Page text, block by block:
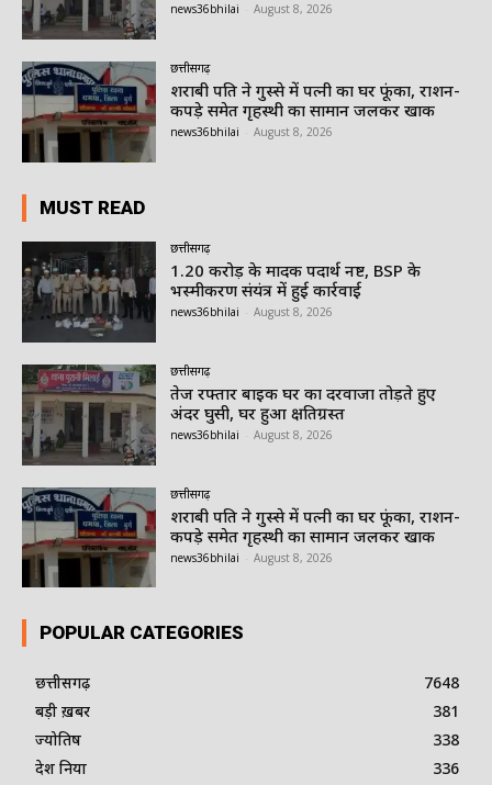
news36bhilai August 8, 2026
छत्तीसगढ़
शराबी पति ने गुस्से में पत्नी का घर फूंका, राशन-
कपड़े समेत गृहस्थी का सामान जलकर खाक
news36bhilai August 8, 2026
MUST READ
छत्तीसगढ़
1.20 करोड़ के मादक पदार्थ नष्ट, BSP के
भस्मीकरण संयंत्र में हुई कार्रवाई
news36bhilai August 8, 2026
छत्तीसगढ़
तेज रफ्तार बाइक घर का दरवाजा तोड़ते हुए
अंदर घुसी, घर हुआ क्षतिग्रस्त
news36bhilai August 8, 2026
छत्तीसगढ़
शराबी पति ने गुस्से में पत्नी का घर फूंका, राशन-
कपड़े समेत गृहस्थी का सामान जलकर खाक
news36bhilai August 8, 2026
POPULAR CATEGORIES
छत्तीसगढ़
7648
बड़ी ख़बर
381
ज्योतिष
338
देश दुनिया
336